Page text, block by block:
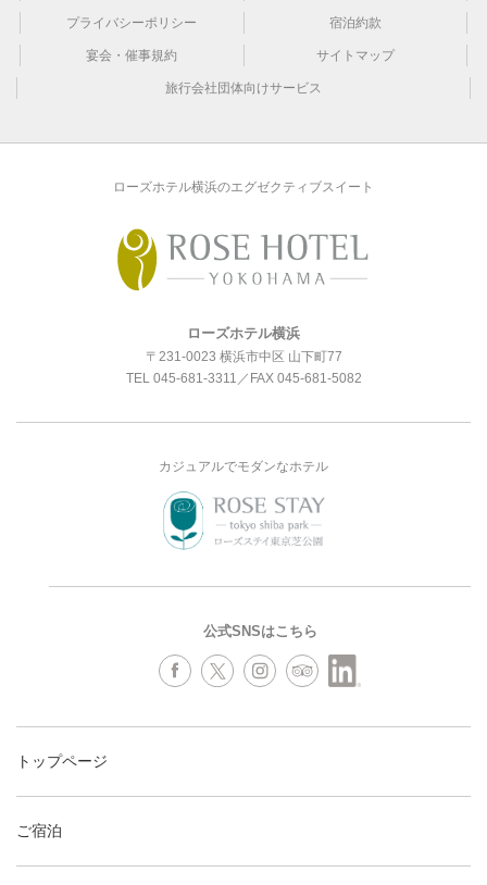
プライバシーポリシー 宿泊約款
宴会・催事規約 サイトマップ
旅行会社団体向けサービス
ローズホテル横浜のエグゼクティブスイート
ローズホテル横浜
〒231-0023 横浜市中区 山下町77
TEL 045-681-3311 ／FAX 045-681-5082
カジュアルでモダンなホテル
公式SNSはこちら
トップページ
ご宿泊